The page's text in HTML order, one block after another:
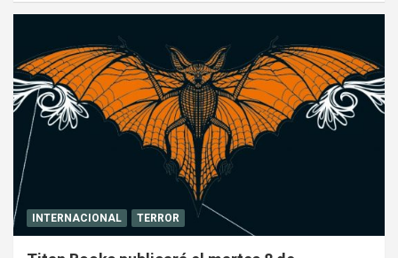
INTERNACIONAL TERROR